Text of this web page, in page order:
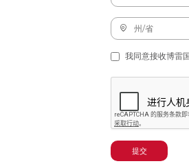
我同意接收博雷
提交